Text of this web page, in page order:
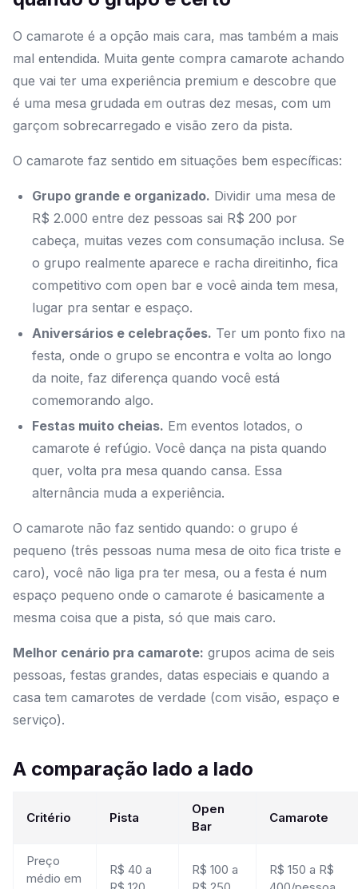
O camarote é a opção mais cara, mas também a mais
mal entendida. Muita gente compra camarote achando
que vai ter uma experiência premium e descobre que
é uma mesa grudada em outras dez mesas, com um
garçom sobrecarregado e visão zero da pista.
O camarote faz sentido em situações bem específicas:
Grupo grande e organizado. Dividir uma mesa de
R$ 2.000 entre dez pessoas sai R$ 200 por
cabeça, muitas vezes com consumação inclusa. Se
o grupo realmente aparece e racha direitinho, fica
competitivo com open bar e você ainda tem mesa,
lugar pra sentar e espaço.
Aniversários e celebrações. Ter um ponto fixo na
festa, onde o grupo se encontra e volta ao longo
da noite, faz diferença quando você está
comemorando algo.
Festas muito cheias. Em eventos lotados, o
camarote é refúgio. Você dança na pista quando
quer, volta pra mesa quando cansa. Essa
alternância muda a experiência.
O camarote não faz sentido quando: o grupo é
pequeno (três pessoas numa mesa de oito fica triste e
caro), você não liga pra ter mesa, ou a festa é num
espaço pequeno onde o camarote é basicamente a
mesma coisa que a pista, só que mais caro.
Melhor cenário pra camarote: grupos acima de seis
pessoas, festas grandes, datas especiais e quando a
casa tem camarotes de verdade (com visão, espaço e
serviço).
A comparação lado a lado
Critério Pista
Open
Bar
Camarote
Preço
médio em
R$ 40 a
R$ 100 a
R$ 150 a R$